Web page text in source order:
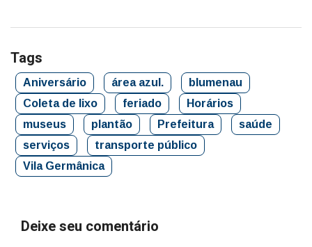
Tags
Aniversário área azul.
blumenau
Coleta de lixo
feriado
Horários
museus
plantão Prefeitura
saúde
serviços
transporte público
Vila Germânica
Deixe seu comentário